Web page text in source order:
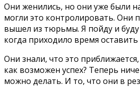
Они женились, но они уже были
могли это контролировать. Они
вышел из тюрьмы. Я пойду и буду
когда приходило время
Они знали, что это
как возможен успех? Теперь
можно делать. И то, что они в